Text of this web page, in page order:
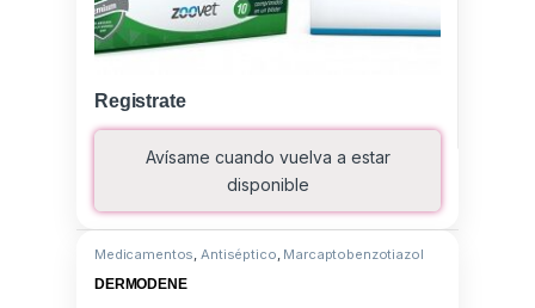
Registrate
Avísame cuando vuelva a estar
disponible
Medicamentos Antiséptico Marcaptobenzotiazol
DERMODENE